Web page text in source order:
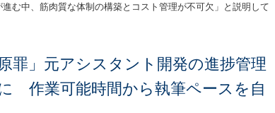
進む中、筋肉質な体制の構築とコスト管理が不可欠」と説明して
罪」元アシスタント開発の進捗管理
作業可能時間から執筆ペースを自